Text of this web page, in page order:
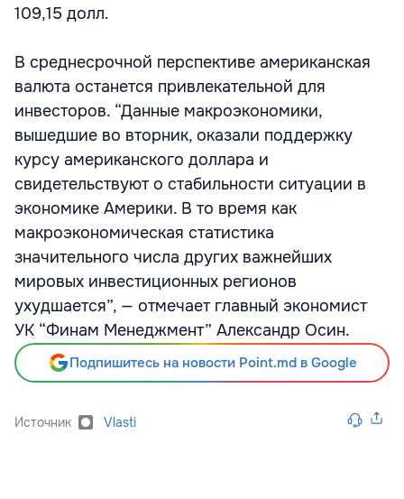
109,15 долл.
В среднесрочной перспективе американская
валюта останется привлекательной для
инвесторов. “Данные макроэкономики,
вышедшие во вторник, оказали поддержку
курсу американского доллара и
свидетельствуют о стабильности ситуации в
экономике Америки. В то время как
макроэкономическая статистика
значительного числа других важнейших
мировых инвестиционных регионов
ухудшается”, — отмечает главный экономист
УК “Финам Менеджмент” Александр Осин.
Подпишитесь на новости Point.md в Google
Источник Vlasti